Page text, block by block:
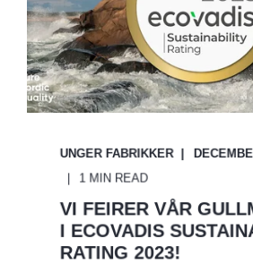
UNGER FABRIKKER
1 MIN READ
VI FEIRER VÅR
I ECOVADIS
RATING 2023!